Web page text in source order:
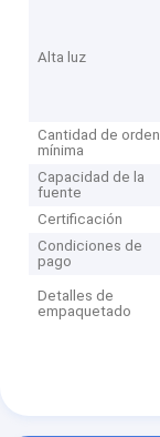
Alta luz
Cantidad de orden
mínima
Capacidad de la
fuente
Certificación
Condiciones de
pago
Detalles de
empaquetado